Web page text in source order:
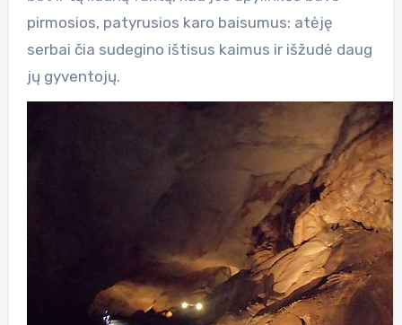
pirmosios, patyrusios karo baisumus: atėję
serbai čia sudegino ištisus kaimus ir išžudė daug
jų gyventojų.